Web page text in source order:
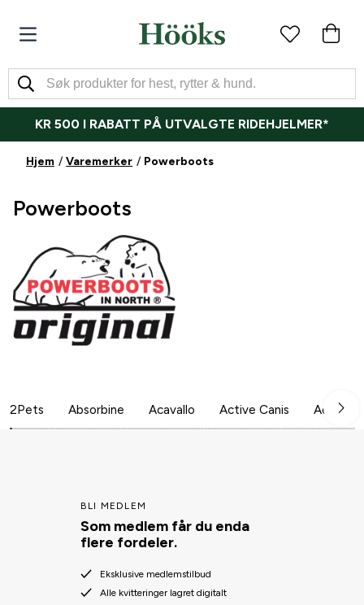
KR 500 I RABATT PÅ UTVALGTE RIDEHJELMER*
Hjem Varemerker Powerboots
Powerboots
2Pets Absorbine Acavallo Active Canis Aesculap
BLI MEDLEM
Som medlem får du enda
flere fordeler.
Eksklusive medlemstilbud
Alle kvitteringer lagret digitalt